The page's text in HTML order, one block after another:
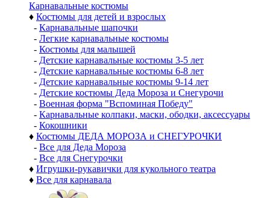
Карнавальные костюмы
♦ Костюмы для детей и взрослых
- Карнавальные шапочки
- Легкие карнавальные костюмы
- Костюмы для малышей
- Детские карнавальные костюмы 3-5 лет
- Детские карнавальные костюмы 6-8 лет
- Детские карнавальные костюмы 9-14 лет
- Детские костюмы Деда Мороза и Снегурочи
- Военная форма "Вспоминая Победу"
- Карнавальные колпаки, маски, ободки, аксессуары
- Кокошники
♦ Костюмы ДЕДА МОРОЗА и СНЕГУРОЧКИ
- Все для Деда Мороза
- Все для Снегурочки
♦ Игрушки-рукавички для кукольного театра
♦ Все для карнавала